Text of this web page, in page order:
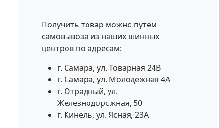
Получить товар можно путем
самовывоза из наших шинных
центров по адресам:
г. Самара, ул. Товарная 24В
г. Самара, ул. Молодёжная 4А
г. Отрадный, ул.
Железнодорожная, 50
г. Кинель, ул. Ясная, 23А